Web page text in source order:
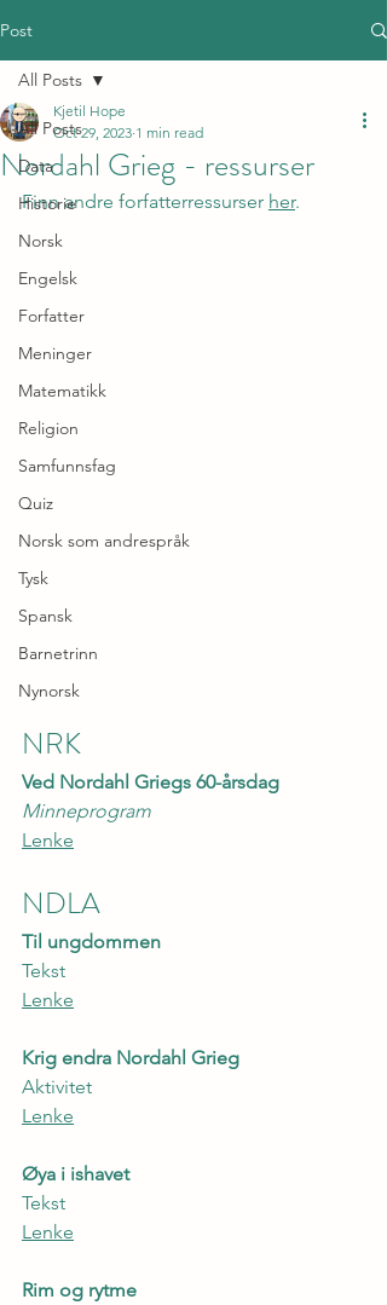
Post
All Posts
Data
Historie
Norsk
Engelsk
Forfatter
Meninger
Matematikk
Religion
Samfunnsfag
Quiz
Norsk som andrespråk
Tysk
Spansk
Barnetrinn
Nynorsk
All Posts
Nordahl Grieg - ressurser
Kjetil Hope
Oct 29, 2023 1 min read
Finn andre forfatterressurser her.
NRK
Ved Nordahl Griegs 60-årsdag
Minneprogram
Lenke
NDLA
Til ungdommen
Tekst
Lenke
Krig endra Nordahl Grieg
Aktivitet
Lenke
Øya i ishavet
Tekst
Lenke
Rim og rytme